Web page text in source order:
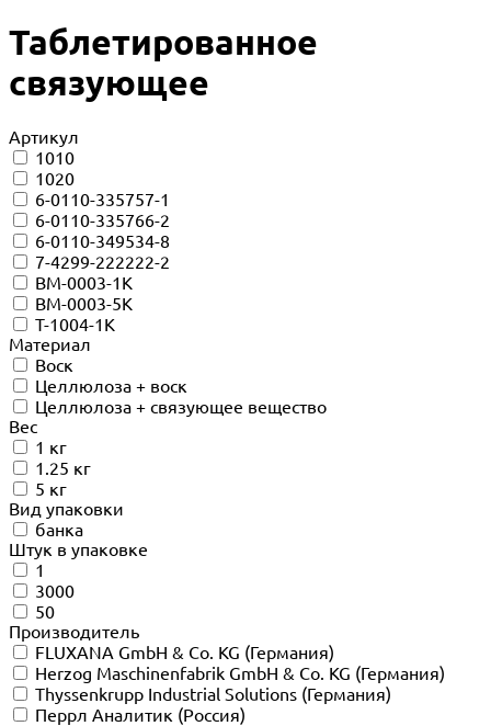
Таблетированное
связующее
Артикул
1010
1020
6-0110-335757-1
6-0110-335766-2
6-0110-349534-8
7-4299-222222-2
BM-0003-1K
BM-0003-5K
T-1004-1K
Материал
Воск
Целлюлоза + воск
Целлюлоза + связующее вещество
Вес
1 кг
1.25 кг
5 кг
Вид упаковки
банка
Штук в упаковке
1
3000
50
Производитель
FLUXANA GmbH & Co. KG (Германия)
Herzog Maschinenfabrik GmbH & Co. KG (Германия)
Thyssenkrupp Industrial Solutions (Германия)
Перрл Аналитик (Россия)